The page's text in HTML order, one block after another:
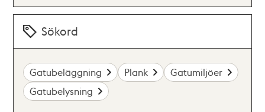
Sökord
Gatubeläggning Plank
Gatumiljöer
Gatubelysning